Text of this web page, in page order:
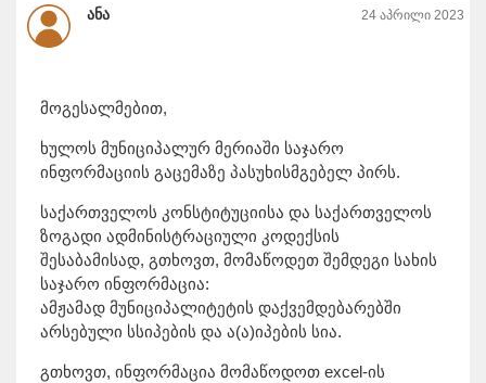
ანა 24 აპრილი 2023
მოგესალმებით,
ხულოს მუნიციპალურ მერიაში საჯარო
ინფორმაციის გაცემაზე პასუხისმგებელ პირს.
საქართველოს კონსტიტუციისა და საქართველოს
ზოგადი ადმინისტრაციული კოდექსის
შესაბამისად, გთხოვთ, მომაწოდეთ შემდეგი სახის
საჯარო ინფორმაცია:
ამჟამად მუნიციპალიტეტის დაქვემდებარებში
არსებული სსიპების და ა(ა)იპების სია.
გთხოვთ, ინფორმაცია მომაწოდოთ excel-ის